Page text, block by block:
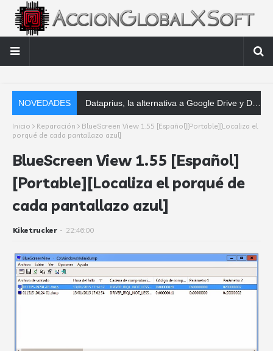
NOVEDADES Software contabl
Inicio Reparación
BlueScreen View 1.55 [Español][Portable][Localiza el
porqué de cada pantallazo azul]
BlueScreen View 1.55 [Español]
[Portable][Localiza el porqué de
cada pantallazo azul]
Kiketrucker - 22:46:00